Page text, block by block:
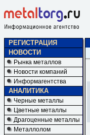
РЕГИСТРАЦИЯ
НОВОСТИ
Рынка металлов
Новости компаний
Информагентства
АНАЛИТИКА
Черные металлы
Цветные металлы
Драгоценные металлы
Металлолом